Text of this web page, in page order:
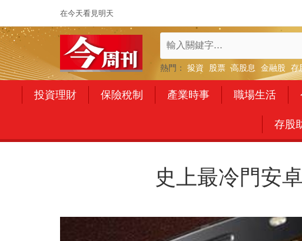
在今天看見明天
熱門： 投資 股票 高股息 金融股 存
投資理財 保險稅制 產業時事 職場生活
存股
史上最冷門安